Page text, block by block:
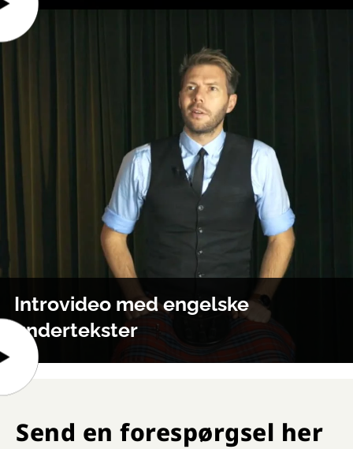
Introvideo med engelske
undertekster
Send en forespørgsel her